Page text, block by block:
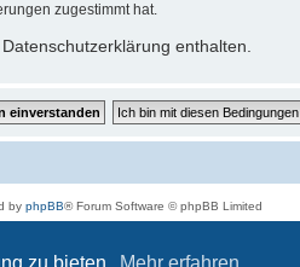
zugestimmt hat.
enthalten.
by phpBB® Forum Software © phpBB Limited